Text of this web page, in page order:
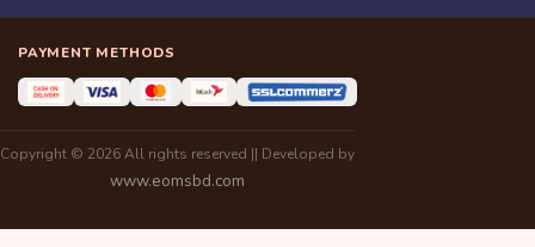
PAYMENT METHODS
Copyright © 2026 All rights reserved || Developed by
www.eomsbd.com